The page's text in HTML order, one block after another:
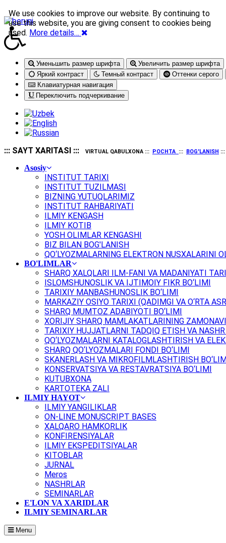
Уменьшить размер шрифта
Увеличить размер шрифта
Яркий контраст
Темный контраст
Оттенки серого
Клавиатурная навигация
Переключить подчеркивание
::: SAYT XARITASI ::: VIRTUAL QABULXONA ::: POCHTA ::: BOG'LANISH
Asosiy
INSTITUT TARIXI
INSTITUT TUZILMASI
BIZNING YUTUQLARIMIZ
INSTITUT RAHBARIYATI
ILMIY KENGASH
ILMIY KOTIB
YOSH OLIMLAR KENGASHI
BIZ BILAN BOG'LANISH
QO‘LYOZMALARNING ELEKTRON NUSXALARINI
BO'LIMLAR
SHARQ XALQLARI ILM-FANI VA MADANIYATI
ISLOMSHUNOSLIK VA IJTIMOIY FIKR BO‘LIMI
TARIXIY MANBASHUNOSLIK BO‘LIMI
MARKAZIY OSIYO TARIXI (QADIMGI VA O‘RTA
SHARQ MUMTOZ ADABIYOTI BO‘LIMI
XORIJIY SHARQ MAMLAKATLARINING
TARIXIY HUJJATLARNI TADQIQ ETISH VA
QO‘LYOZMALARNI KATALOGLASHTIRISH VA
SHARQ QO‘LYOZMALARI FONDI BO‘LIMI
SKANERLASH VA MIKROFILMLASHTIRISH
KONSERVATSIYA VA RESTAVRATSIYA BO‘LIMI
KUTUBXONA
KARTOTEKA ZALI
ILMIY HAYOT
ILMIY YANGILIKLAR
ON-LINE MONUSCRIPT BASES
XALQARO HAMKORLIK
KONFIRENSIYALAR
ILMIY EKSPEDITSIYALAR
KITOBLAR
JURNAL
Meros
NASHRLAR
SEMINARLAR
E'LON VA XARIDLAR
ILMIY SEMINARLAR
Menu
We use cookies to improve our website. By continuing to
use this website, you are giving consent to cookies being
used. More details…